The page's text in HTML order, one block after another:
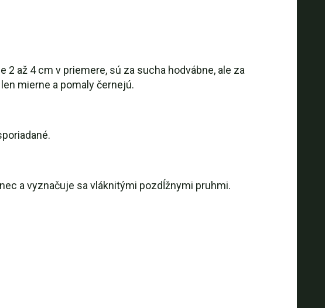
až 4 cm v priemere, sú za sucha hodvábne, ale za
mierne a pomaly černejú.
a vyznačuje sa vláknitými pozdĺžnymi pruhmi.